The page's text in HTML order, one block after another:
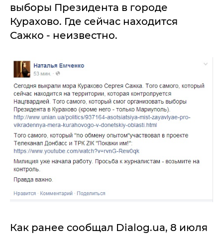
выборы Президента в городе
Курахово. Где сейчас находится
Сажко - неизвестно.
Как ранее сообщал Dialog.ua, 8 июля